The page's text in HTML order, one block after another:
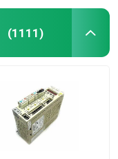
(1111)